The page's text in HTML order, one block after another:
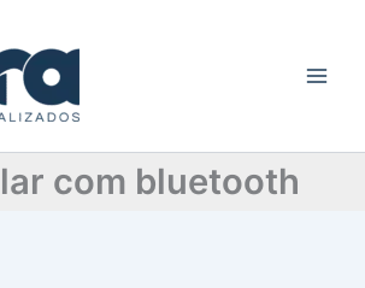
com bluetooth